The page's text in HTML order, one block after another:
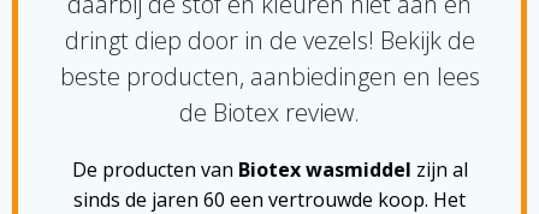
dringt diep door in de vezels! Bekijk de
beste producten, aanbiedingen en lees
de Biotex review.
De producten van Biotex wasmiddel zijn al
sinds de jaren 60 een vertrouwde koop. Het